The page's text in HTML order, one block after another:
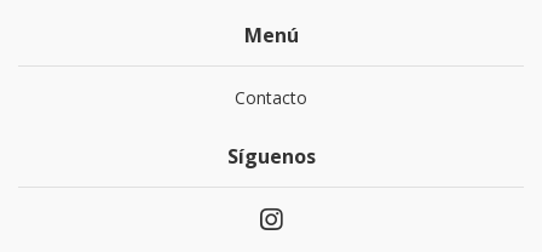
Menú
Contacto
Síguenos